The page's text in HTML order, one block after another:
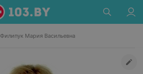
Филипук Мария Васильевна